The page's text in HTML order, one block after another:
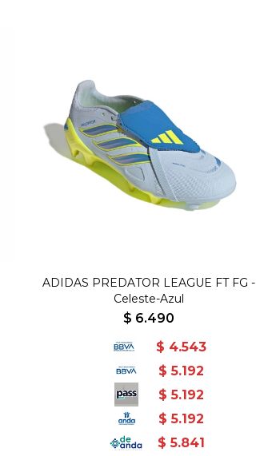
ADIDAS PREDATOR LEAGUE FT FG -
Celeste-Azul
$ 6.490
$ 4.543
$ 5.192
$ 5.192
$ 5.192
$ 5.841